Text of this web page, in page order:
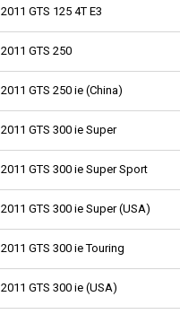
2011 GTS 125 4T E3
2011 GTS 250
2011 GTS 250 ie (China)
2011 GTS 300 ie Super
2011 GTS 300 ie Super Sport
2011 GTS 300 ie Super (USA)
2011 GTS 300 ie Touring
2011 GTS 300 ie (USA)